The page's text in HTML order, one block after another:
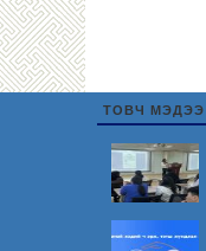
ТОВЧ МЭДЭЭ